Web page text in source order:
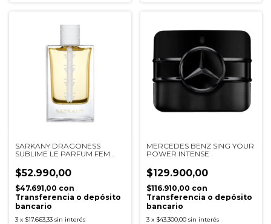
SARKANY DRAGONESS
SUBLIME LE PARFUM FEM
$52.990,00
$47.691,00 con
Transferencia o depósito
bancario
3 x $17.663,33 sin interés
MERCEDES BENZ SING YOUR
POWER INTENSE
$129.900,00
$116.910,00 con
Transferencia o depósito
bancario
3 x $43.300,00 sin interés